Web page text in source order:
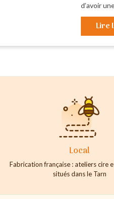
d’avoir
Lire
Local
Fabrication française : ateliers cire
situés dans le Tarn